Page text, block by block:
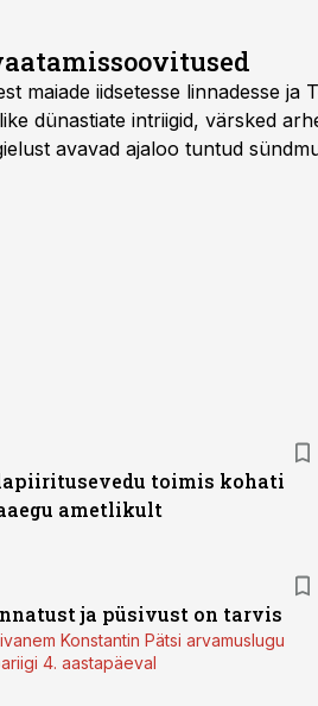
maiade iidsetesse linnadesse ja
dünastiate intriigid, värsked
avavad ajaloo tuntud
toimis kohati
ametlikult
ja püsivust on tarvis
Konstantin Pätsi arvamuslugu
4. aastapäeval